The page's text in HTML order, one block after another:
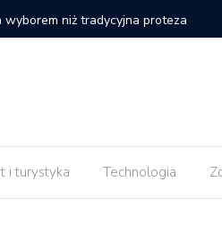
nie daje efektów od razu po
i turystyka Technologia